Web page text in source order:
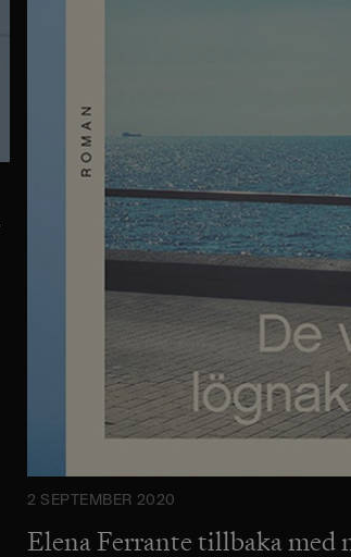
2 SEPTEMBER 2020
Elena Ferrante tillbaka med